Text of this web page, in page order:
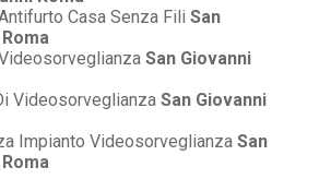
Casa Senza Fili San
San Giovanni
Videosorveglianza San Giovanni
Impianto Videosorveglianza San